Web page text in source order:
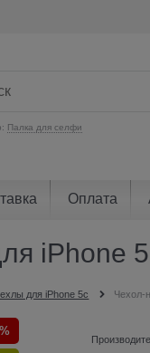
Палка для селфи
Оплата
iPhone
для iPhone 5c Чехол-